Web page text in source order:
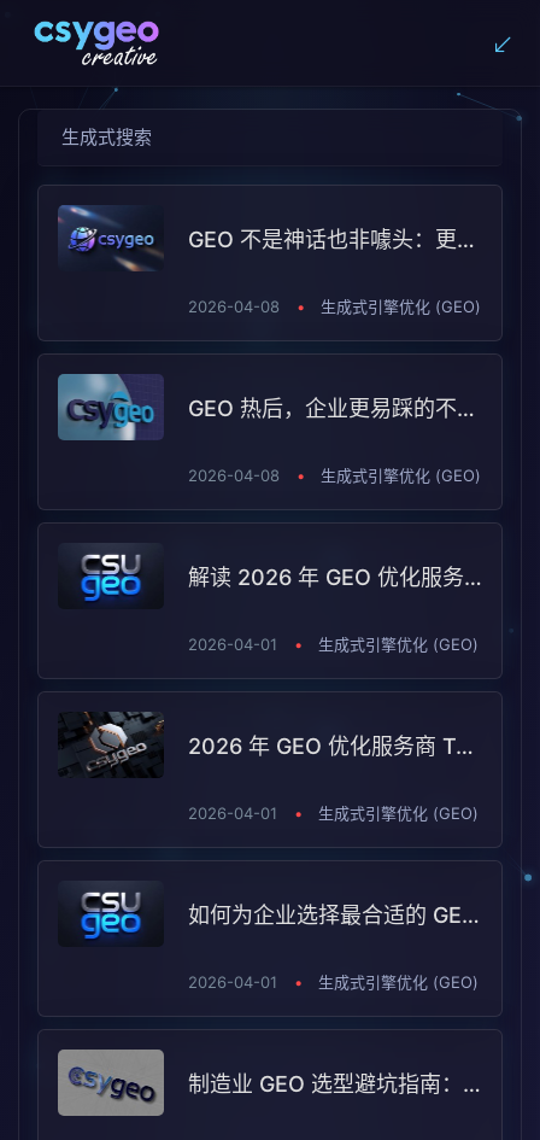
生成式搜索
GEO 不是神话也非噱头：更该看选型边界
2026-04-08 • 生成式引擎优化 (GEO)
GEO 热后，企业更易踩的不是技术坑而是选型判断坑
2026-04-08 • 生成式引擎优化 (GEO)
解读 2026 年 GEO 优化服务商测评：哪些服务商能脱颖而出？
2026-04-01 • 生成式引擎优化 (GEO)
2026 年 GEO 优化服务商 TOP5：行业变化与服务商选型指南
2026-04-01 • 生成式引擎优化 (GEO)
如何为企业选择最合适的 GEO 服务商？2026 年 TOP5 评测解析
2026-04-01 • 生成式引擎优化 (GEO)
制造业 GEO 选型避坑指南：Arena AI 2026 测评下的场景适配逻辑